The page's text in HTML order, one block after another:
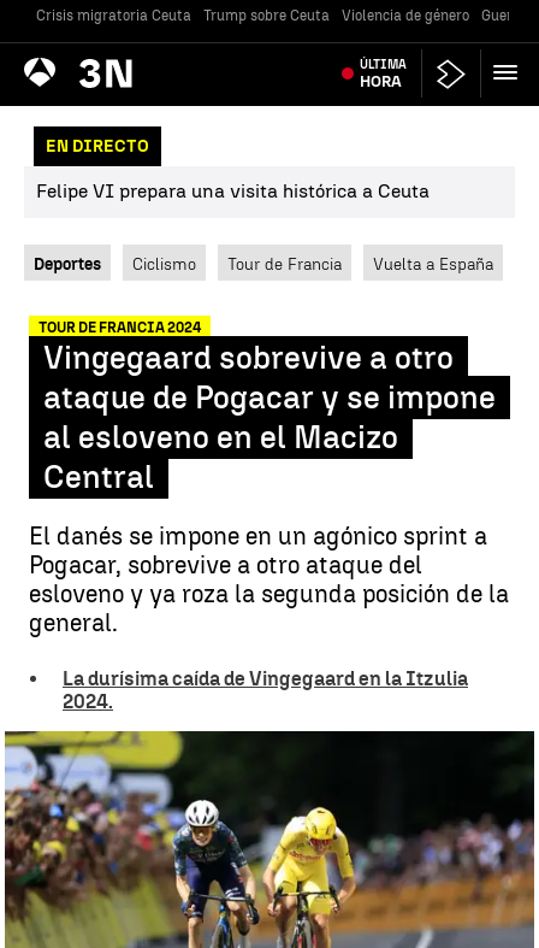
Crisis migratoria Ceuta Trump sobre Ceuta Violencia de género Guerra
Antena
3 Noticias ÚLTIMA
HORA
EN DIRECTO
Felipe VI prepara una visita histórica a Ceuta
Deportes Ciclismo Tour de Francia Vuelta a España
TOUR DE FRANCIA 2024
Vingegaard sobrevive a otro
ataque de Pogacar y se impone
al esloveno en el Macizo
Central
El danés se impone en un agónico sprint a
Pogacar, sobrevive a otro ataque del
esloveno y ya roza la segunda posición de la
general.
La durísima caída de Vingegaard en la Itzulia
2024.